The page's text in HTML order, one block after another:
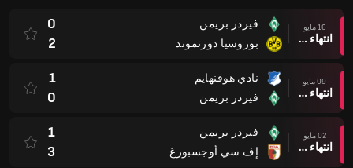
16 مايو
انتهاء وقت المباراة
فيردر بريمن
بوروسيا دورتموند
0
2
09 مايو
انتهاء وقت المباراة
نادي هوفنهايم
فيردر بريمن
1
0
02 مايو
انتهاء وقت المباراة
فيردر بريمن
إف سي أوجسبورغ
1
3